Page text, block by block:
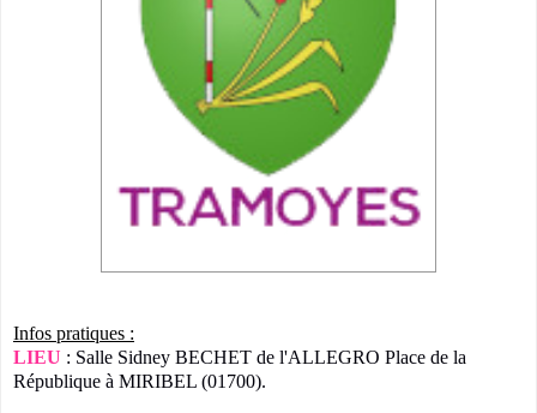
Infos pratiques :
LIEU : Salle Sidney BECHET de l'ALLEGRO Place de la
République à MIRIBEL (01700).